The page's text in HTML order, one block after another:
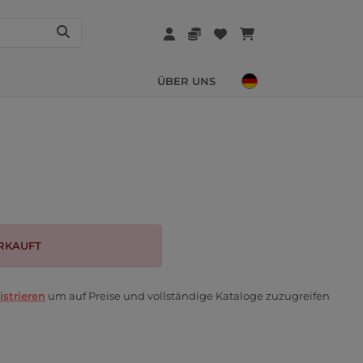
ÜBER UNS
um auf Preise und vollständige Kataloge zuzugreifen